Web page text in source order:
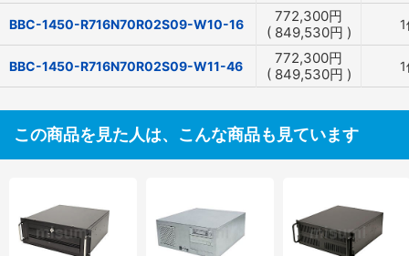
BBC-1450-R716N70R02S09-W10-16 772,300円
( 849,530円 )
BBC-1450-R716N70R02S09-W11-46 772,300円
( 849,530円 )
この商品を見た人は、こんな商品も見ています